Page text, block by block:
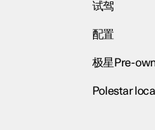
试驾
配置
极星Pre-
Polestar